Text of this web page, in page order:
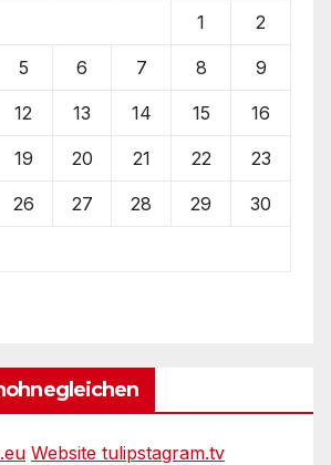
1 2
5 6 7 8 9
12 13 14 15 16
19 20 21 22 23
26 27 28 29 30
Website tulipstagram.tv